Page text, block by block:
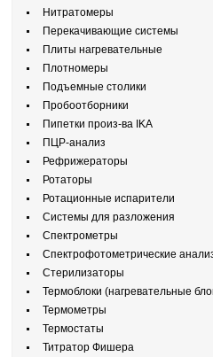
Нитратомеры
Перекачивающие системы
Плиты нагревательные
Плотномеры
Подъемные столики
Пробоотборники
Пипетки произ-ва IKA
ПЦР-анализ
Рефрижераторы
Ротаторы
Ротационные испарители
Системы для разложения
Спектрометры
Спектрофотометрические
Стерилизаторы
Термоблоки (нагревательные
Термометры
Термостаты
Титратор Фишера